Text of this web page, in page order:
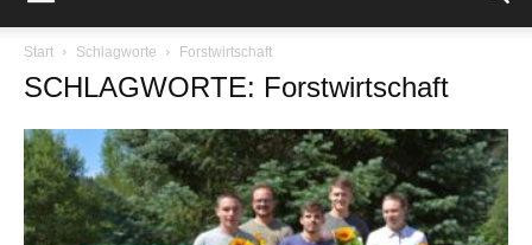
Start Schlagworte Forstwirtschaft
SCHLAGWORTE: Forstwirtschaft